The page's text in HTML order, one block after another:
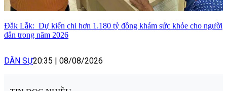
Đắk Lắk: Dự kiến chi hơn 1.180 tỷ đồng khám sức khỏe cho người
dân trong năm 2026
DÂN SỰ20:35 08/08/2026